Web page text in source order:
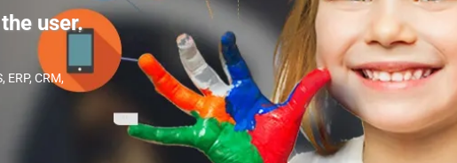
user.
CRM,